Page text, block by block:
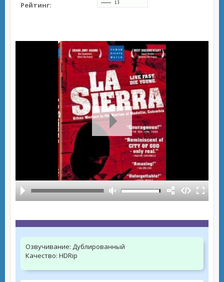
Рейтинг:
Озвучивание: Дублированный
Качество: HDRip